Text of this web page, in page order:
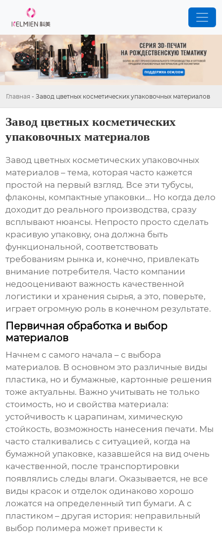
Главная - Завод цветных косметических упаковочных материалов
Завод цветных косметических
упаковочных материалов
Завод цветных косметических упаковочных
материалов – тема, которая часто кажется
простой на первый взгляд. Все эти тубусы,
флаконы, компактные упаковки... Но когда дело
доходит до реального производства, сразу
всплывают нюансы. Непросто просто сделать
красивую упаковку, она должна быть
функциональной, соответствовать
требованиям рынка и, конечно, привлекать
внимание потребителя. Часто компании
недооценивают важность качественной
логистики и хранения сырья, а это, поверьте,
играет огромную роль в конечном результате.
Первичная обработка и выбор
материалов
Начнем с самого начала – с выбора
материалов. В основном это различные виды
пластика, но и бумажные, картонные решения
тоже актуальны. Важно учитывать не только
стоимость, но и свойства материала:
устойчивость к царапинам, химическую
стойкость, возможность нанесения печати. Мы
часто сталкивались с ситуацией, когда на
бумажной упаковке, казавшейся на вид очень
качественной, после транспортировки
появлялись следы влаги. Оказывается, не все
виды красок и отделок одинаково хорошо
ложатся на определенный тип бумаги. А с
пластиком – другая история: неправильный
выбор полимера может привести к